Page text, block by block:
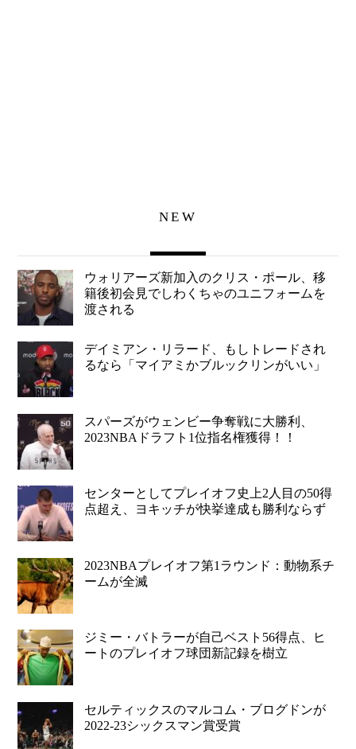
NEW
ウォリアーズ新加入のクリス・ポール、移
籍後初会見でしわくちゃのユニフォームを
渡される
デイミアン・リラード、もしトレードされ
るなら「マイアミかブルックリンがいい」
スパーズがウェンビー争奪戦に大勝利、
2023NBAドラフト1位指名権獲得！！
センターとしてプレイオフ史上2人目の50得
点超え、ヨキッチが快挙達成も勝利ならず
2023NBAプレイオフ第1ラウンド：動物系チ
ームが全滅
ジミー・バトラーが自己ベスト56得点、ヒ
ートのプレイオフ球団新記録を樹立
セルティックスのマルコム・ブログドンが
2022-23シックスマン賞受賞